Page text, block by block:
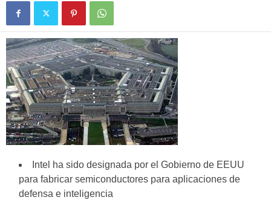
Intel ha sido designada por el Gobierno de EEUU
para fabricar semiconductores para aplicaciones de
defensa e inteligencia